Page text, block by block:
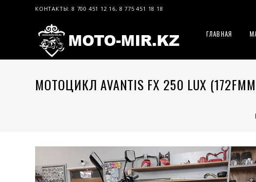
КОНТАКТЫ: 8 700 451 12 16, 8 775 451 18 18
ГЛАВНАЯ
МОТОЦИКЛ AVANTIS FX 250 LUX